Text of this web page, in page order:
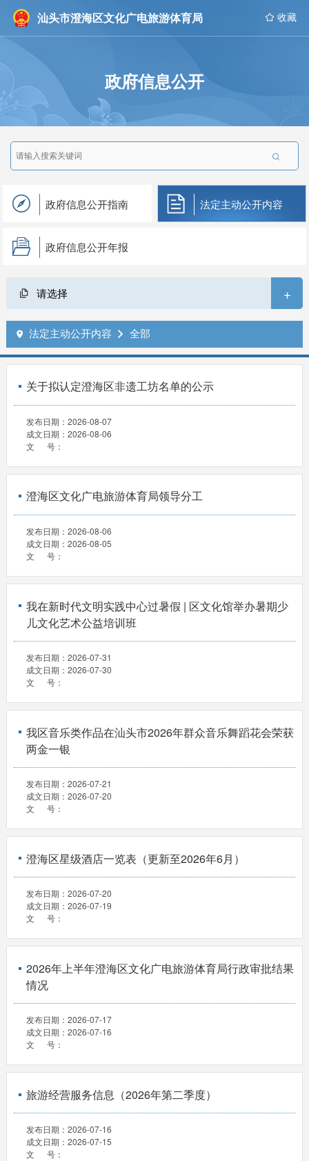
汕头市澄海区文化广电旅游体育局  收藏
政府信息公开

政府信息公开指南 法定主动公开内容
政府信息公开年报
请选择 +
 法定主动公开内容  全部
关于拟认定澄海区非遗工坊名单的公示
发布日期： 2026-08-07
成文日期： 2026-08-06
文 号：
澄海区文化广电旅游体育局领导分工
发布日期： 2026-08-06
成文日期： 2026-08-05
文 号：
我在新时代文明实践中心过暑假 | 区文化馆举办暑期少
儿文化艺术公益培训班
发布日期： 2026-07-31
成文日期： 2026-07-30
文 号：
我区音乐类作品在汕头市2026年群众音乐舞蹈花会荣获
两金一银
发布日期： 2026-07-21
成文日期： 2026-07-20
文 号：
澄海区星级酒店一览表（更新至2026年6月）
发布日期： 2026-07-20
成文日期： 2026-07-19
文 号：
2026年上半年澄海区文化广电旅游体育局行政审批结果
情况
发布日期： 2026-07-17
成文日期： 2026-07-16
文 号：
旅游经营服务信息（2026年第二季度）
发布日期： 2026-07-16
成文日期： 2026-07-15
文 号：